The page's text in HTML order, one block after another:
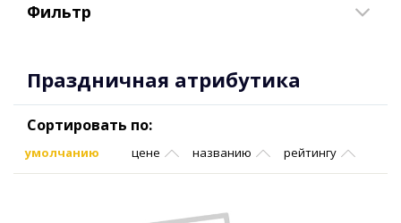
Фильтр
Праздничная атрибутика
Сортировать по:
умолчанию цене названию рейтингу